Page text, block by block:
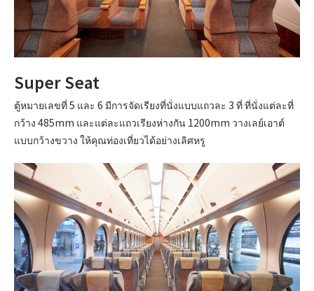
Super Seat
ตู้หมายเลขที่ 5 และ 6 มีการจัดเรียงที่นั่งแบบแถวละ 3 ที่ ที่นั่งแต่ละที่
กว้าง 485mm และแต่ละแถวเรียงห่างกัน 1200mm วางเลย์เอาต์
แบบกว้างขวาง ให้คุณท่องเที่ยวได้อย่างเลิศหรู